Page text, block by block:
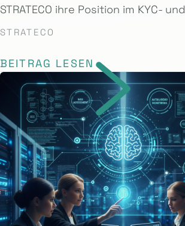
STRATECO ihre Position im KYC- und
STRATECO
BEITRAG LESEN